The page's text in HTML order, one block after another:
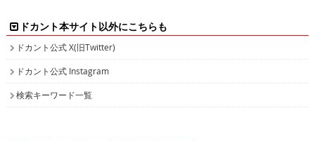
ドカント本サイト以外にこちらも
ドカント公式 X(旧Twitter)
ドカント公式 Instagram
検索キーワード一覧